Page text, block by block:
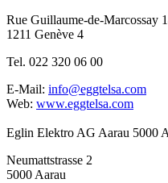
Rue Guillaume-de-Marcossay
1211 Genève 4
Tel. 022 320 06 00
E-Mail: info@eggtelsa.com
Web: www.eggtelsa.com
Eglin Elektro AG Aarau 5000
Neumattstrasse 2
5000 Aarau